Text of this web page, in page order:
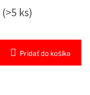
(>5 ks)
Pridať do košíka